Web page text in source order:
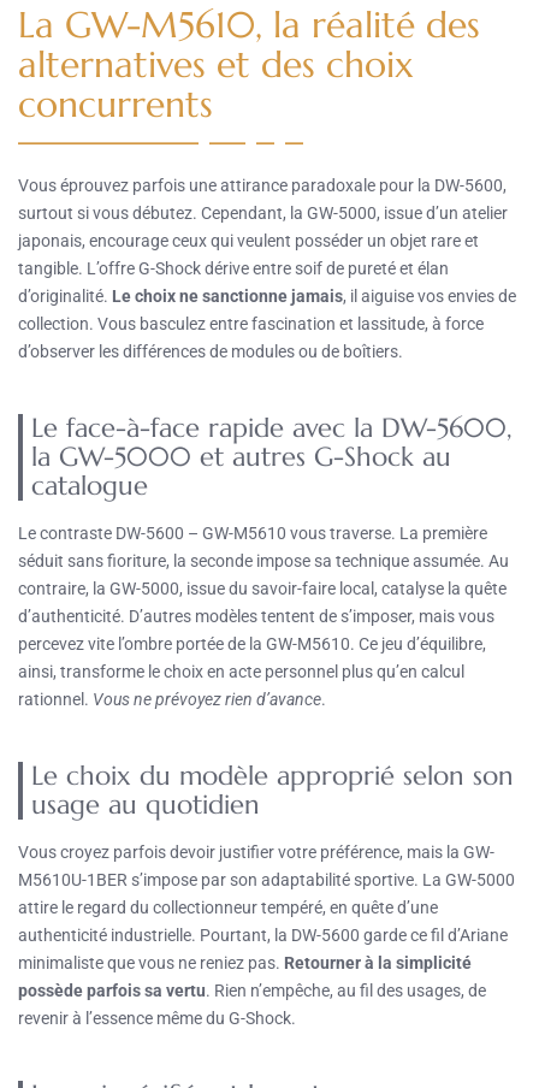
La GW-M5610, la réalité des
alternatives et des choix
concurrents
Vous éprouvez parfois une attirance paradoxale pour la DW-5600,
surtout si vous débutez. Cependant, la GW-5000, issue d’un atelier
japonais, encourage ceux qui veulent posséder un objet rare et
tangible. L’offre G-Shock dérive entre soif de pureté et élan
d’originalité. Le choix ne sanctionne jamais, il aiguise vos envies de
collection. Vous basculez entre fascination et lassitude, à force
d’observer les différences de modules ou de boîtiers.
Le face-à-face rapide avec la DW-5600,
la GW-5000 et autres G-Shock au
catalogue
Le contraste DW-5600 – GW-M5610 vous traverse. La première
séduit sans fioriture, la seconde impose sa technique assumée. Au
contraire, la GW-5000, issue du savoir-faire local, catalyse la quête
d’authenticité. D’autres modèles tentent de s’imposer, mais vous
percevez vite l’ombre portée de la GW-M5610. Ce jeu d’équilibre,
ainsi, transforme le choix en acte personnel plus qu’en calcul
rationnel. Vous ne prévoyez rien d’avance.
Le choix du modèle approprié selon son
usage au quotidien
Vous croyez parfois devoir justifier votre préférence, mais la GW-
M5610U-1BER s’impose par son adaptabilité sportive. La GW-5000
attire le regard du collectionneur tempéré, en quête d’une
authenticité industrielle. Pourtant, la DW-5600 garde ce fil d’Ariane
minimaliste que vous ne reniez pas. Retourner à la simplicité
possède parfois sa vertu. Rien n’empêche, au fil des usages, de
revenir à l’essence même du G-Shock.